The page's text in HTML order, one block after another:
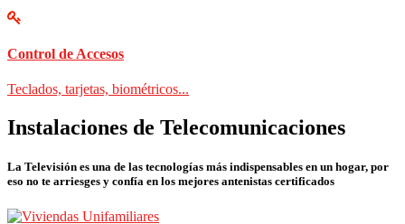
Control de Accesos
Teclados, tarjetas, biométricos...
Instalaciones de Telecomunicaciones
La Televisión es una de las tecnologías más indispensables en un hogar, por
eso no te arriesges y confía en los mejores antenistas certificados